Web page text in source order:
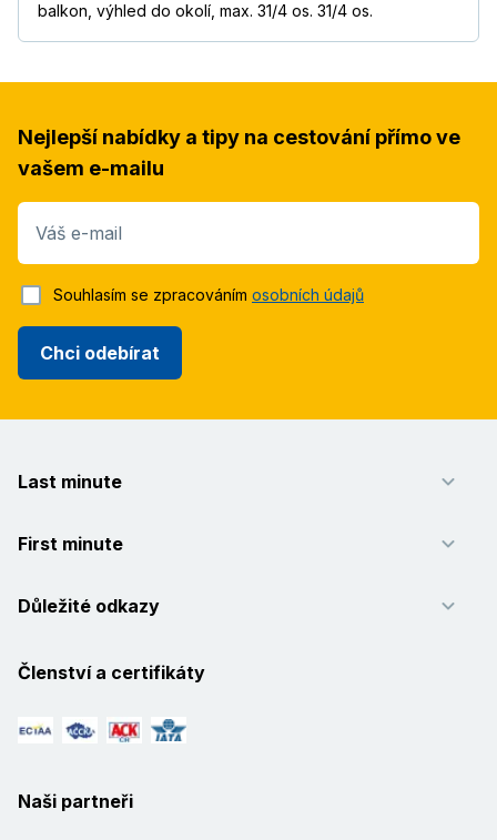
balkon, výhled do okolí, max. 31/4 os. 31/4 os.
Nejlepší nabídky a tipy na cestování přímo ve
vašem e-mailu
Váš e-mail
Chci odebírat
Souhlasím se zpracováním osobních údajů
Last minute
First minute
Důležité odkazy
Členství a certifikáty
Naši partneři